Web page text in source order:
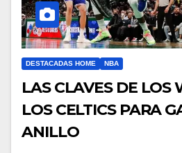
DESTACADAS HOME NBA
LAS CLAVES DE LOS
LOS CELTICS PARA
ANILLO